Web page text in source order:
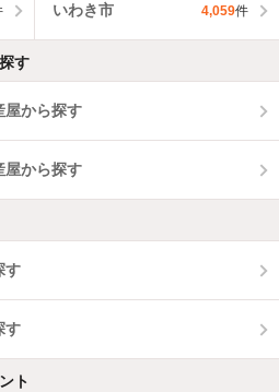
いわき市 4,059件
す
屋から探す
屋から探す
す
す
ト